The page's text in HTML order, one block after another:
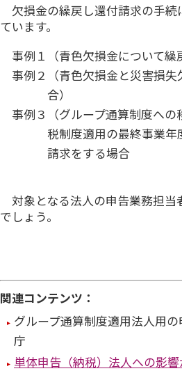
欠損金の繰戻し還付請求の手
ています。
事例１（青色欠損金について繰
事例２（青色欠損金と災害損
合）
事例３（グループ通算制度へ
税制度適用の最終事業
請求をする場合
対象となる法人の申告業務担
でしょう。
関連コンテンツ：
グループ通算制度適用法人用
庁
単体申告（納税）法人への影